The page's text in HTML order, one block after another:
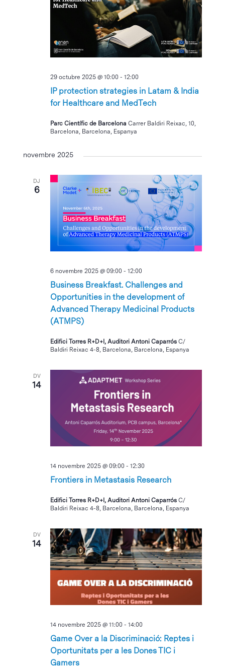
IP protection strategies in Latam & India
for Healthcare and MedTech
29 octubre 2025 @ 10:00 -12:00
Parc Científic de BarcelonaCarrer Baldiri Reixac, 10,
Barcelona, Barcelona, Espanya
novembre 2025
DJ
6
Business Breakfast. Challenges and
Opportunities in the development of
Advanced Therapy Medicinal Products
(ATMPS)
6 novembre 2025 @ 09:00 -12:00
Edifici Torres R+D+I, Auditori Antoni CaparrósC/
Baldiri Reixac 4-8, Barcelona, Barcelona, Espanya
DV
14
Frontiers in Metastasis Research
14 novembre 2025 @ 09:00 -12:30
Edifici Torres R+D+I, Auditori Antoni CaparrósC/
Baldiri Reixac 4-8, Barcelona, Barcelona, Espanya
DV
14
Game Over a la Discriminació: Reptes i
Oportunitats per a les Dones TIC i
Gamers
14 novembre 2025 @ 11:00 -14:00